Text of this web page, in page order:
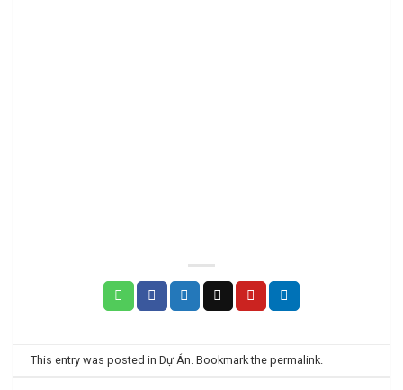
This entry was posted inDự Án . Bookmark thepermalink